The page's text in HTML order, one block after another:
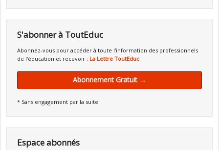
S'abonner à ToutEduc
Abonnez-vous pour accéder à toute l'information des professionnels
de l'éducation et recevoir : La Lettre ToutEduc
Abonnement Gratuit →
* Sans engagement par la suite.
Espace abonnés